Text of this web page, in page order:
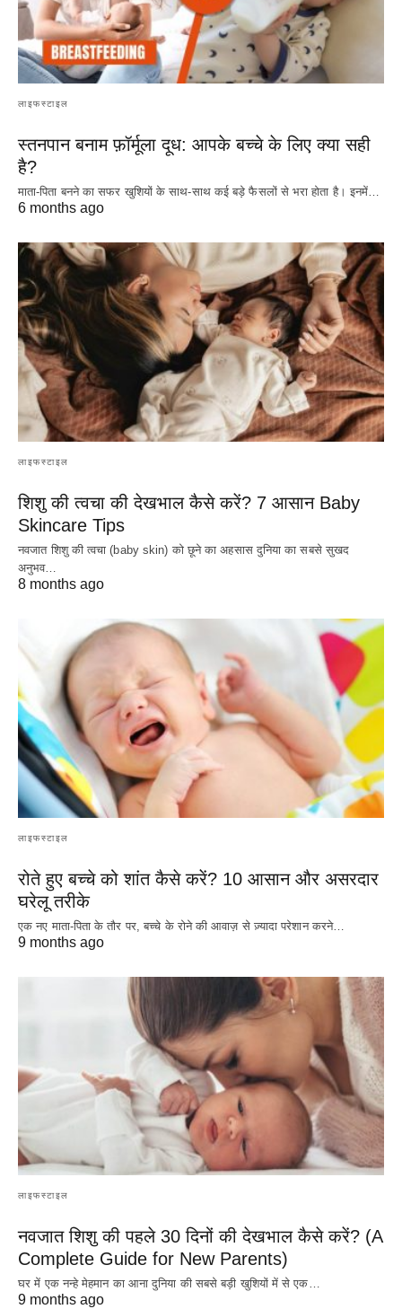
लाइफस्टाइल
स्तनपान बनाम फ़ॉर्मूला दूध: आपके बच्चे के लिए क्या सही
है?
माता-पिता बनने का सफर खुशियों के साथ-साथ कई बड़े फैसलों से भरा होता है। इनमें…
6 months ago
लाइफस्टाइल
शिशु की त्वचा की देखभाल कैसे करें? 7 आसान Baby
Skincare Tips
नवजात शिशु की त्वचा (baby skin) को छूने का अहसास दुनिया का सबसे सुखद
अनुभव…
8 months ago
लाइफस्टाइल
रोते हुए बच्चे को शांत कैसे करें? 10 आसान और असरदार
घरेलू तरीके
एक नए माता-पिता के तौर पर, बच्चे के रोने की आवाज़ से ज़्यादा परेशान करने…
9 months ago
लाइफस्टाइल
नवजात शिशु की पहले 30 दिनों की देखभाल कैसे करें? (A
Complete Guide for New Parents)
घर में एक नन्हे मेहमान का आना दुनिया की सबसे बड़ी खुशियों में से एक…
9 months ago